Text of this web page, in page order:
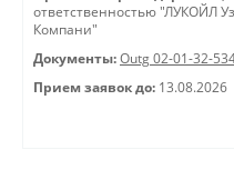
ответственностью "ЛУКОЙЛ
Компани"
Документы: Outg 02-01-32-
Прием заявок до: 13.08.2026